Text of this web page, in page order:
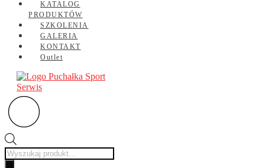
KATALOG
PRODUKTÓW
SZKOLENIA
GALERIA
KONTAKT
Outlet
Wyszukiwarka
produktów